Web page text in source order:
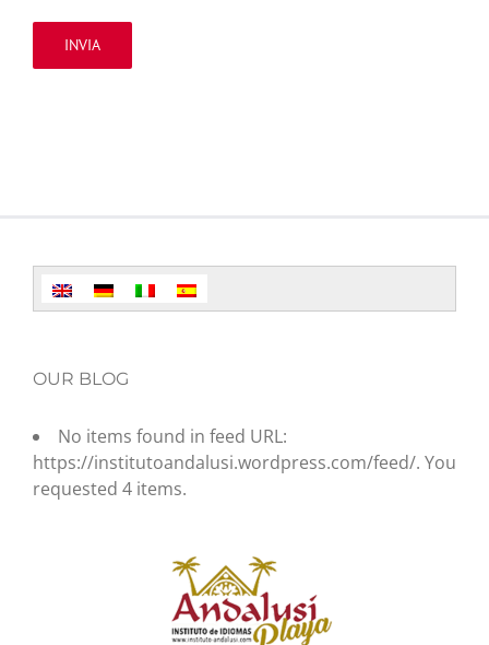
OUR BLOG
No items found in feed URL:
https://institutoandalusi.wordpress.com/feed/. You
requested 4 items.